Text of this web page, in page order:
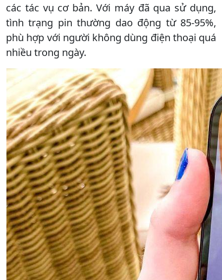
các tác vụ cơ bản. Với máy đã qua sử dụng,
tình trạng pin thường dao động từ 85-95%,
phù hợp với người không dùng điện thoại quá
nhiều trong ngày.